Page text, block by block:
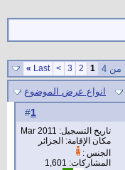
1
2
3
>
Last
»
انواع عرض الموضوع
1
تاريخ التسجيل: Mar 2011
مكان الإقامة: الجزائر
الجنس :
المشاركات: 1,601